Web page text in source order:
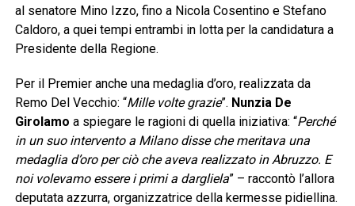
al senatore Mino Izzo, fino a Nicola Cosentino e Stefano
Caldoro, a quei tempi entrambi in lotta per la candidatura a
Presidente della Regione.
Per il Premier anche una medaglia d’oro, realizzata da
Remo Del Vecchio: “Mille volte grazie”. Nunzia De
Girolamo a spiegare le ragioni di quella iniziativa: “Perché
in un suo intervento a Milano disse che meritava una
medaglia d’oro per ciò che aveva realizzato in Abruzzo. E
noi volevamo essere i primi a dargliela” – raccontò l’allora
deputata azzurra, organizzatrice della kermesse pidiellina.